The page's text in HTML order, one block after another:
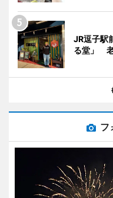
JR逗子駅
る堂」
フ